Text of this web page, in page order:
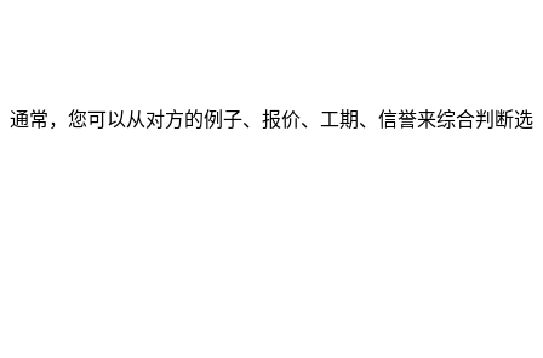
常，您可以从对方的例子、报价、工期、信誉来综合判断选